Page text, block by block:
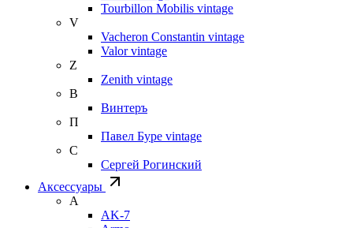
Tourbillon Mobilis vintage
V
Vacheron Constantin vintage
Valor vintage
Z
Zenith vintage
В
Винтеръ
П
Павел Буре vintage
С
Сергей Рогинский
Аксессуары
A
AK-7